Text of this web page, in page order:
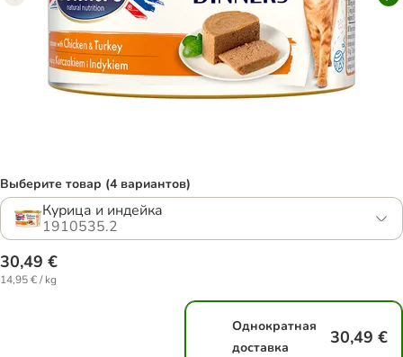
Выберите товар (4 вариантов)
Курица и индейка
1910535.2
30,49 €
14,95 € / kg
Однократная
доставка
30,49 €